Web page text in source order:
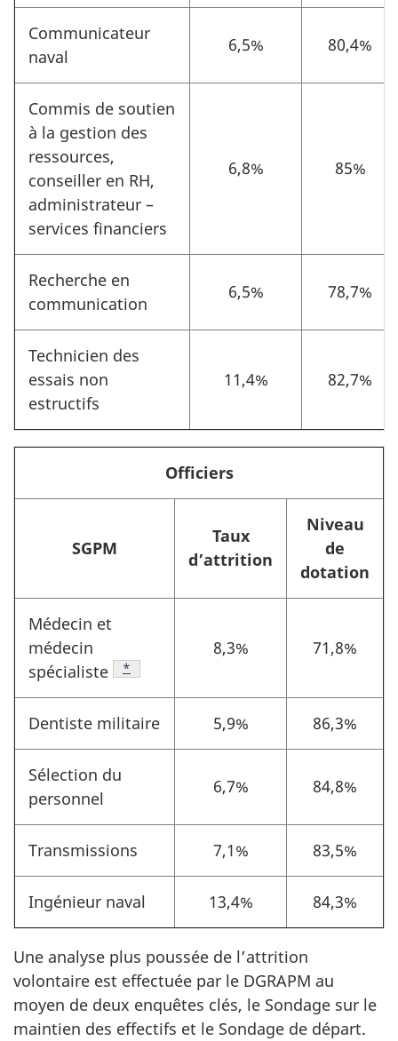
Communicateur
naval
6,5% 80,4%
Commis de soutien
à la gestion des
ressources,
conseiller en RH,
administrateur –
services financiers
6,8% 85%
Recherche en
communication
6,5% 78,7%
Technicien des
essais non
estructifs
11,4% 82,7%
Officiers
SGPM
Taux
d’attrition
Niveau
de
dotation
Médecin et
médecin
spécialiste
Footnote
*
8,3% 71,8%
Dentiste militaire 5,9% 86,3%
Sélection du
personnel
6,7% 84,8%
Transmissions 7,1% 83,5%
Ingénieur naval 13,4% 84,3%
Une analyse plus poussée de l’attrition
volontaire est effectuée par le DGRAPM au
moyen de deux enquêtes clés, le Sondage sur le
maintien des effectifs et le Sondage de départ.